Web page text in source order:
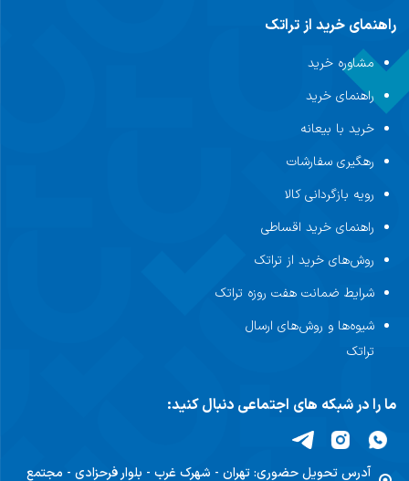
راهنمای خرید از تراتک
مشاوره خرید
راهنمای خرید
خرید با بیعانه
رهگیری سفارشات
رویه بازگردانی کالا
راهنمای خرید اقساطی
روش‌های خرید از تراتک
شرایط ضمانت هفت روزه تراتک
شیوه‌ها و روش‌های ارسال
تراتک
ما را در شبکه های اجتماعی دنبال کنید:
آدرس تحویل حضوری:تهران - شهرک غرب - بلوار فرحزادی - مجتمع